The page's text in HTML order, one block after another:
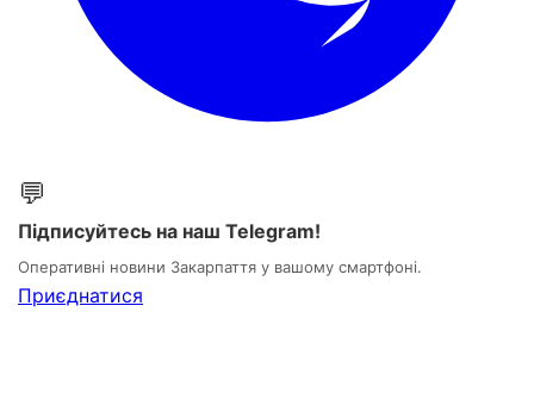
💬
Підписуйтесь на наш Telegram!
Оперативні новини Закарпаття у вашому смартфоні.
Приєднатися